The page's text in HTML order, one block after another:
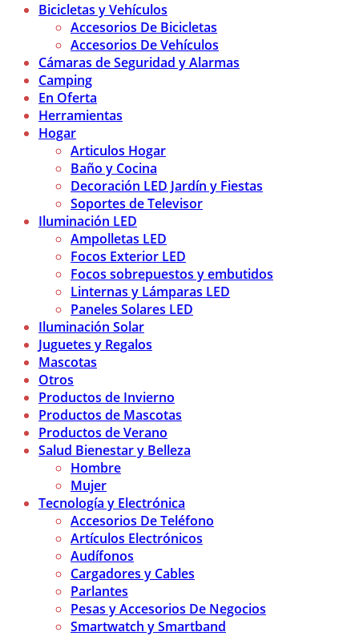
Bicicletas y Vehículos
Accesorios De Bicicletas
Accesorios De Vehículos
Cámaras de Seguridad y Alarmas
Camping
En Oferta
Herramientas
Hogar
Articulos Hogar
Baño y Cocina
Decoración LED Jardín y Fiestas
Soportes de Televisor
Iluminación LED
Ampolletas LED
Focos Exterior LED
Focos sobrepuestos y embutidos
Linternas y Lámparas LED
Paneles Solares LED
Iluminación Solar
Juguetes y Regalos
Mascotas
Otros
Productos de Invierno
Productos de Mascotas
Productos de Verano
Salud Bienestar y Belleza
Hombre
Mujer
Tecnología y Electrónica
Accesorios De Teléfono
Artículos Electrónicos
Audífonos
Cargadores y Cables
Parlantes
Pesas y Accesorios De Negocios
Smartwatch y Smartband